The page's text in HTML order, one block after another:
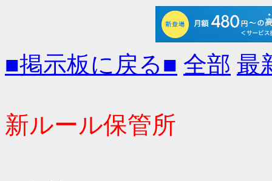
■掲示板に戻る■ 全部 最
新ルール保管所